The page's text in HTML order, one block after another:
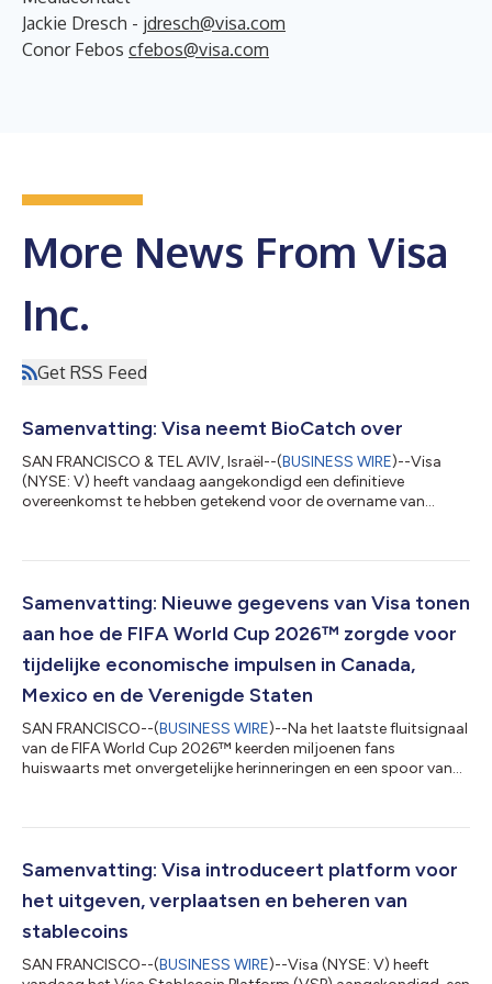
Jackie Dresch - jdresch@visa.com
Conor Febos cfebos@visa.com
More News From Visa
Inc.
Get RSS Feed
Samenvatting: Visa neemt BioCatch over
SAN FRANCISCO & TEL AVIV, Israël--(BUSINESS WIRE)--Visa
(NYSE: V) heeft vandaag aangekondigd een definitieve
overeenkomst te hebben getekend voor de overname van
fondsen beheerd door Permira en andere aandeelhouders voor $
aanvulling op Visa's bestaande oplossingen voor
cyberbeveiliging, fraude, risicobeheer en beveiliging en...
Samenvatting: Nieuwe gegevens van Visa tonen
aan hoe de FIFA World Cup 2026™ zorgde voor
tijdelijke economische impulsen in Canada,
Mexico en de Verenigde Staten
SAN FRANCISCO--(BUSINESS WIRE)--Na het laatste fluitsignaal
van de FIFA World Cup 2026™ keerden miljoenen fans
huiswaarts met onvergetelijke herinneringen en een spoor van
uitgaven tijdens het toernooi zorgden voor een aanzienlijke
gaststeden in Canada, Mexico en de Verenigde Staten. Deze
bekendmaking is officieel geldend...
Samenvatting: Visa introduceert platform voor
het uitgeven, verplaatsen en beheren van
stablecoins
SAN FRANCISCO--(BUSINESS WIRE)--Visa (NYSE: V) heeft